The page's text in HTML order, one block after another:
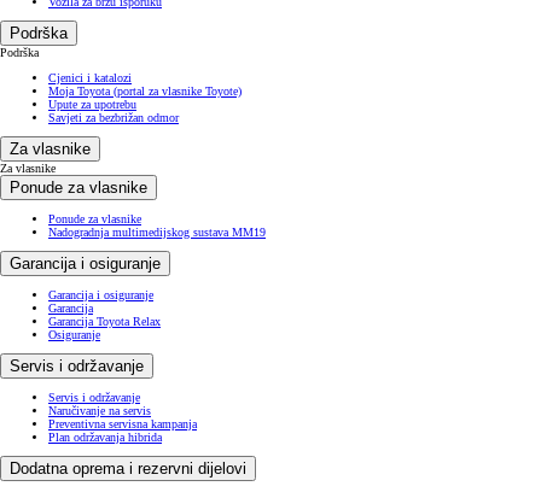
Podrška
Podrška
Cjenici i katalozi
Moja Toyota (portal za vlasnike Toyote)
Upute za upotrebu
Savjeti za bezbrižan odmor
Za vlasnike
Za vlasnike
Ponude za vlasnike
Ponude za vlasnike
Nadogradnja multimedijskog sustava MM19
Garancija i osiguranje
Garancija i osiguranje
Garancija
Garancija Toyota Relax
Osiguranje
Servis i održavanje
Servis i održavanje
Naručivanje na servis
Preventivna servisna kampanja
Plan održavanja hibrida
Dodatna oprema i rezervni dijelovi